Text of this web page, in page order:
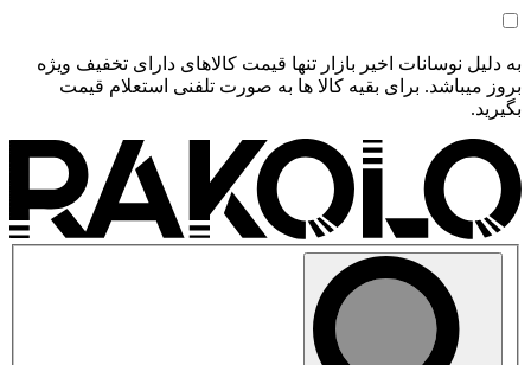
به دلیل نوسانات اخیر بازار تنها قیمت کالاهای دارای تخفیف ویژه
بروز میباشد. برای بقیه کالا ها به صورت تلفنی استعلام قیمت
بگیرید.